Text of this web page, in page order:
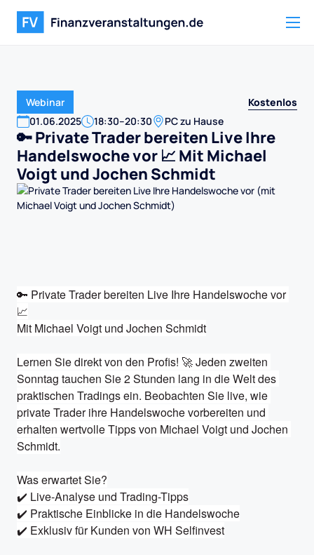
Webinar
Kostenlos
01.06.2025 18:30–20:30 PC zu Hause
🔑 Private Trader bereiten Live Ihre
Handelswoche vor 📈 Mit Michael
Voigt und Jochen Schmidt
🔑 Private Trader bereiten Live Ihre Handelswoche vor
📈
Mit Michael Voigt und Jochen Schmidt
Lernen Sie direkt von den Profis! 🚀 Jeden zweiten
Sonntag tauchen Sie 2 Stunden lang in die Welt des
praktischen Tradings ein. Beobachten Sie live, wie
private Trader ihre Handelswoche vorbereiten und
erhalten wertvolle Tipps von Michael Voigt und Jochen
Schmidt.
Was erwartet Sie?
✔️ Live-Analyse und Trading-Tipps
✔️ Praktische Einblicke in die Handelswoche
✔️ Exklusiv für Kunden von WH Selfinvest